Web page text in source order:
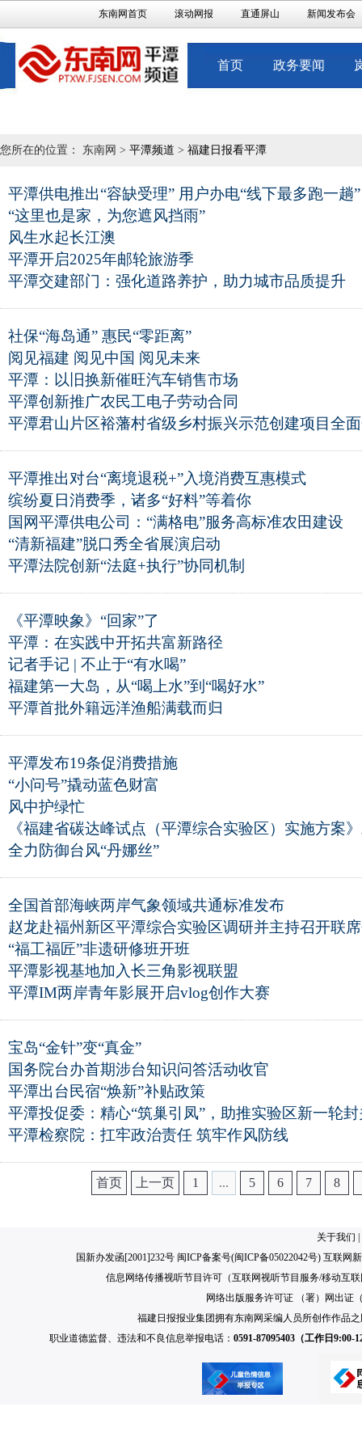
东南网首页 滚动网报 直通屏山 新闻发布会
首页 政务要闻
您所在的位置： 东南网 > 平潭频道 > 福建日报看平潭
平潭供电推出“容缺受理” 用户办电“线下最多跑一趟”
“这里也是家，为您遮风挡雨”
风生水起长江澳
平潭开启2025年邮轮旅游季
平潭交建部门：强化道路养护，助力城市品质提升
社保“海岛通” 惠民“零距离”
阅见福建 阅见中国 阅见未来
平潭：以旧换新催旺汽车销售市场
平潭创新推广农民工电子劳动合同
平潭君山片区裕藩村省级乡村振兴示范创建项目全
平潭推出对台“离境退税+”入境消费互惠模式
缤纷夏日消费季，诸多“好料”等着你
国网平潭供电公司：“满格电”服务高标准农田建设
“清新福建”脱口秀全省展演启动
平潭法院创新“法庭+执行”协同机制
《平潭映象》“回家”了
平潭：在实践中开拓共富新路径
记者手记 | 不止于“有水喝”
福建第一大岛，从“喝上水”到“喝好水”
平潭首批外籍远洋渔船满载而归
平潭发布19条促消费措施
“小问号”撬动蓝色财富
风中护绿忙
《福建省碳达峰试点（平潭综合实验区）实施方案
全力防御台风“丹娜丝”
全国首部海峡两岸气象领域共通标准发布
赵龙赴福州新区平潭综合实验区调研并主持召开联
“福工福匠”非遗研修班开班
平潭影视基地加入长三角影视联盟
平潭IM两岸青年影展开启vlog创作大赛
宝岛“金针”变“真金”
国务院台办首期涉台知识问答活动收官
平潭出台民宿“焕新”补贴政策
平潭投促委：精心“筑巢引凤”，助推实验区新一轮
平潭检察院：扛牢政治责任 筑牢作风防线
首页 上一页 1 ... 5 6 7 8
关于我们
国新办发函[2001]232号 闽ICP备案号(闽ICP备05022042号) 互联网
信息网络传播视听节目许可（互联网视听节目服务/移动互
网络出版服务许可证 （署）网出证
福建日报报业集团拥有东南网采编人员所创作作品
职业道德监督、违法和不良信息举报电话： 0591-87095403（工作日9:00-